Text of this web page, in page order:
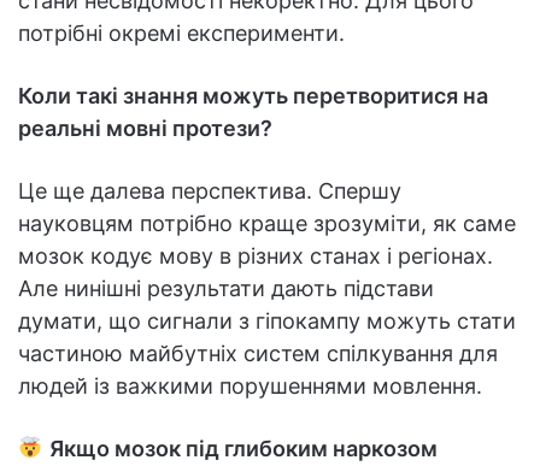
потрібні окремі експерименти.
Коли такі знання можуть перетворитися на
реальні мовні протези?
Це ще далева перспектива. Спершу
науковцям потрібно краще зрозуміти, як саме
мозок кодує мову в різних станах і регіонах.
Але нинішні результати дають підстави
думати, що сигнали з гіпокампу можуть стати
частиною майбутніх систем спілкування для
людей із важкими порушеннями мовлення.
Якщо мозок під глибоким наркозом